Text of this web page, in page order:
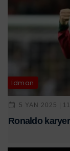
İdman
5 YAN 2025 |
Ronaldo